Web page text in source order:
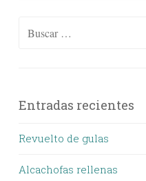
Entradas recientes
Revuelto de gulas
Alcachofas rellenas